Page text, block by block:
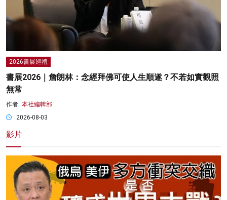
2026書展巡禮
書展2026｜詹朗林：念經拜佛可使人生順遂？不若如實觀照
無常
作者: 本社編輯部
2026-08-03
影片